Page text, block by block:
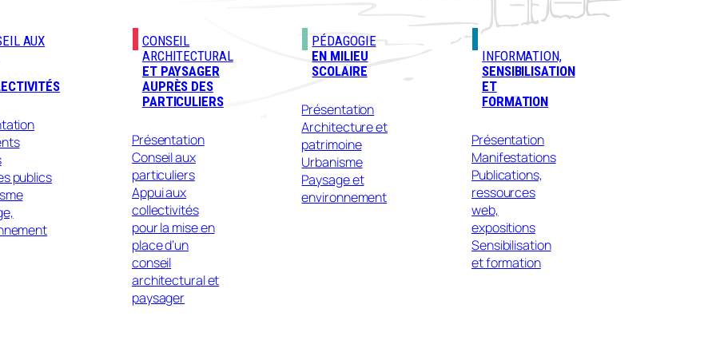
AUX
publics
CONSEIL
ARCHITECTURAL
ET PAYSAGER
AUPRÈS DES
PARTICULIERS
Présentation
Conseil aux
particuliers
Appui aux
collectivités
pour la mise en
place d’un
conseil
architectural et
paysager
PÉDAGOGIE
EN MILIEU
SCOLAIRE
Présentation
Architecture et
patrimoine
Urbanisme
Paysage et
environnement
INFORMATION,
SENSIBILISATION
ET
FORMATION
Présentation
Manifestations
Publications,
ressources
web,
expositions
Sensibilisation
et formation